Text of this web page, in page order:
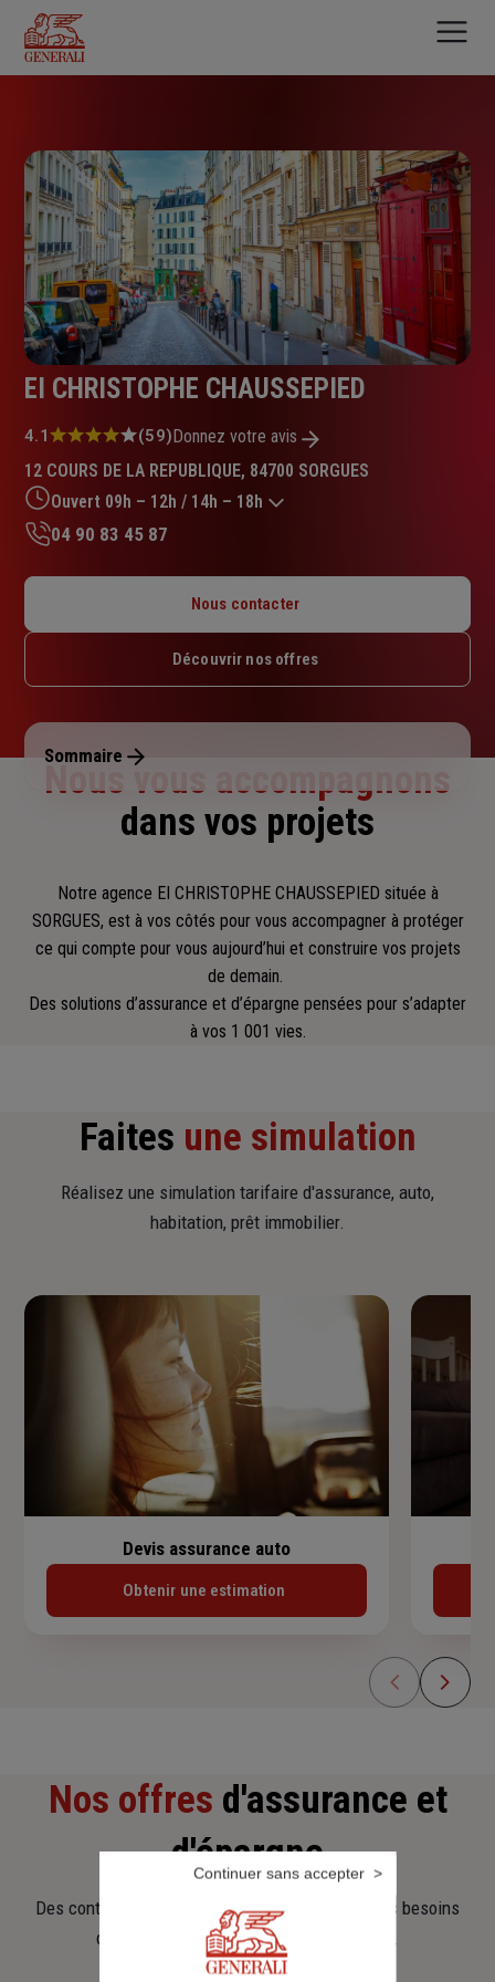
contenu
principal
EI CHRISTOPHE CHAUSSEPIED
Note
4.1
sur
5
étoiles
4.1 (59)Donnez votre avis
12 COURS DE LA REPUBLIQUE, 84700 SORGUES
Ouvert 09h – 12h / 14h – 18h
Mardi : 09h – 12h / 14h – 18h
Jeudi : 09h – 12h / 14h – 18h
Dimanche : Fermé
04 90 83 45 87
Nous contacter
Découvrir nos offres
Sommaire
Nous vous accompagnons
dans vos projets
Notre agence EI CHRISTOPHE CHAUSSEPIED située à
SORGUES, est à vos côtés pour vous accompagner à protéger
ce qui compte pour vous aujourd’hui et construire vos projets
de demain.
Des solutions d’assurance et d’épargne pensées pour s’adapter
à vos 1 001 vies.
Faites une simulation
Réalisez une simulation tarifaire d'assurance, auto,
habitation, prêt immobilier.
Devis assurance auto
Obtenir une estimation
Nos offres d'assurance et
d'épargne
Des contrats clairs et flexibles pour sécuriser vos besoins
d’aujourd’hui et anticiper ceux de demain.
Continuer sans accepter